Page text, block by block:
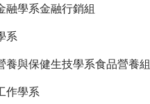
融學系金融行銷組
系
養與保健生技學系食品營養組
作學系